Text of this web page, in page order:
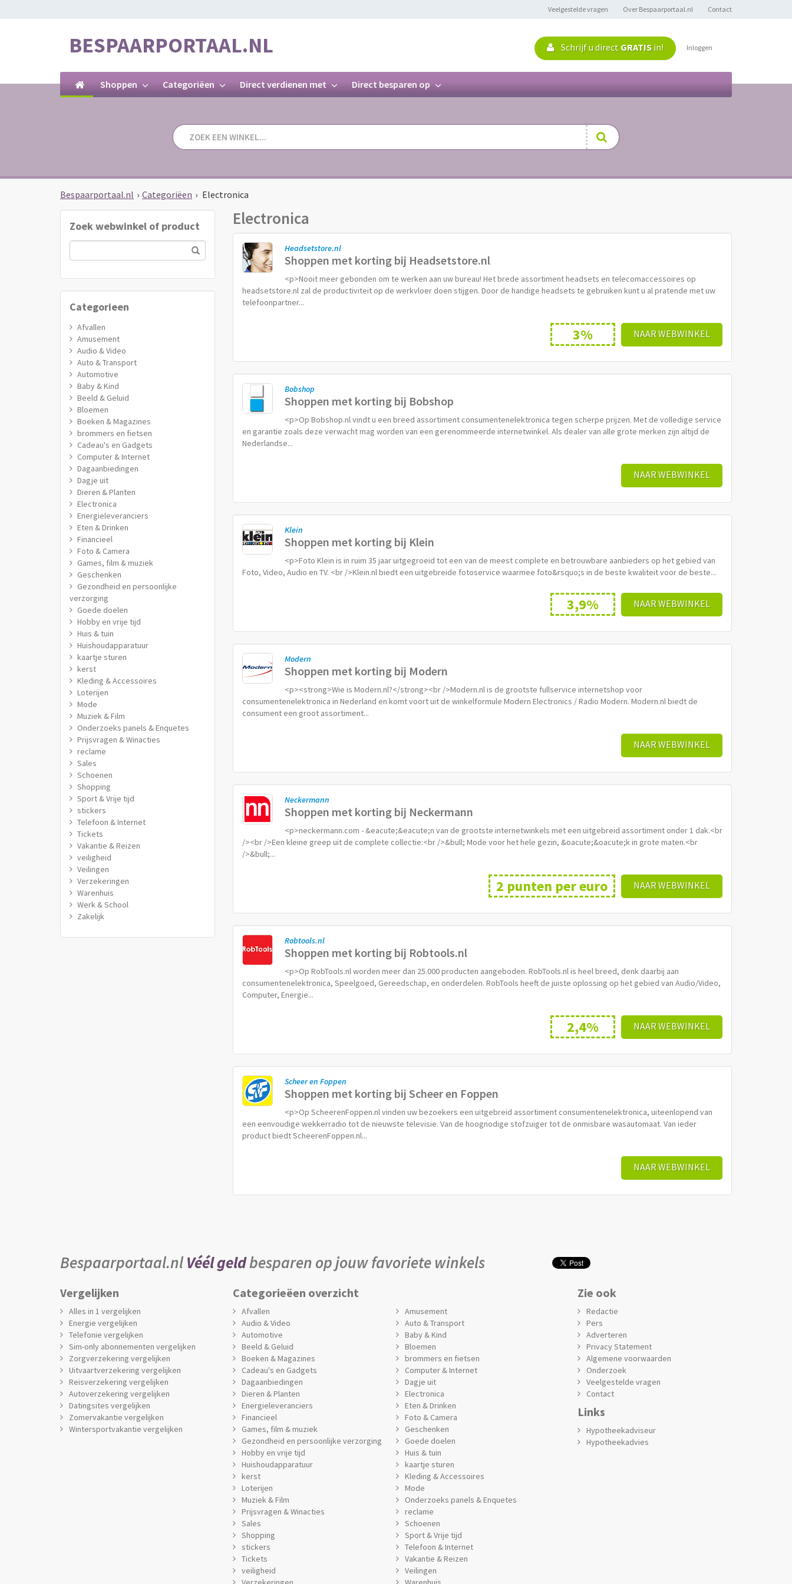
Veelgestelde vragen Over Bespaarportaal.nl Contact
BESPAARPORTAAL.NL Inloggen
Schrijf u direct GRATIS in!
Shoppen Categoriëen Direct verdienen met Direct besparen op
Bespaarportaal.nl › Categoriëen › Electronica
Zoek webwinkel of product
Categorieen
Afvallen
Amusement
Audio & Video
Auto & Transport
Automotive
Baby & Kind
Beeld & Geluid
Bloemen
Boeken & Magazines
brommers en fietsen
Cadeau's en Gadgets
Computer & Internet
Dagaanbiedingen
Dagje uit
Dieren & Planten
Electronica
Energieleveranciers
Eten & Drinken
Financieel
Foto & Camera
Games, film & muziek
Geschenken
Gezondheid en persoonlijke
verzorging
Goede doelen
Hobby en vrije tijd
Huis & tuin
Huishoudapparatuur
kaartje sturen
kerst
Kleding & Accessoires
Loterijen
Mode
Muziek & Film
Onderzoeks panels & Enquetes
Prijsvragen & Winacties
reclame
Sales
Schoenen
Shopping
Sport & Vrije tijd
stickers
Telefoon & Internet
Tickets
Vakantie & Reizen
veiligheid
Veilingen
Verzekeringen
Warenhuis
Werk & School
Zakelijk
Electronica
Headsetstore.nl
Shoppen met korting bij Headsetstore.nl
<p>Nooit meer gebonden om te werken aan uw bureau! Het brede assortiment headsets en telecomaccessoires op
headsetstore.nl zal de productiviteit op de werkvloer doen stijgen. Door de handige headsets te gebruiken kunt u al pratende met uw
telefoonpartner...
NAAR WEBWINKEL
3%
Bobshop
Shoppen met korting bij Bobshop
<p>Op Bobshop.nl vindt u een breed assortiment consumentenelektronica tegen scherpe prijzen. Met de volledige service
en garantie zoals deze verwacht mag worden van een gerenommeerde internetwinkel. Als dealer van alle grote merken zijn altijd de
Nederlandse...
NAAR WEBWINKEL
Klein
Shoppen met korting bij Klein
<p>Foto Klein is in ruim 35 jaar uitgegroeid tot een van de meest complete en betrouwbare aanbieders op het gebied van
Foto, Video, Audio en TV. <br />Klein.nl biedt een uitgebreide fotoservice waarmee foto&rsquo;s in de beste kwaliteit voor de beste...
NAAR WEBWINKEL
3,9%
Modern
Shoppen met korting bij Modern
<p><strong>Wie is Modern.nl?</strong><br />Modern.nl is de grootste fullservice internetshop voor
consumentenelektronica in Nederland en komt voort uit de winkelformule Modern Electronics / Radio Modern. Modern.nl biedt de
consument een groot assortiment...
NAAR WEBWINKEL
Neckermann
Shoppen met korting bij Neckermann
<p>neckermann.com - &eacute;&eacute;n van de grootste internetwinkels met een uitgebreid assortiment onder 1 dak.<br
/><br />Een kleine greep uit de complete collectie:<br />&bull; Mode voor het hele gezin, &oacute;&oacute;k in grote maten.<br
/>&bull;...
NAAR WEBWINKEL
2 punten per euro
Robtools.nl
Shoppen met korting bij Robtools.nl
<p>Op RobTools.nl worden meer dan 25.000 producten aangeboden. RobTools.nl is heel breed, denk daarbij aan
consumentenelektronica, Speelgoed, Gereedschap, en onderdelen. RobTools heeft de juiste oplossing op het gebied van Audio/Video,
Computer, Energie...
NAAR WEBWINKEL
2,4%
Scheer en Foppen
Shoppen met korting bij Scheer en Foppen
<p>Op ScheerenFoppen.nl vinden uw bezoekers een uitgebreid assortiment consumentenelektronica, uiteenlopend van
een eenvoudige wekkerradio tot de nieuwste televisie. Van de hoognodige stofzuiger tot de onmisbare wasautomaat. Van ieder
product biedt ScheerenFoppen.nl...
NAAR WEBWINKEL
Bespaarportaal.nlVéél geldbesparen op jouw favoriete winkels
Vergelijken
Alles in 1 vergelijken
Energie vergelijken
Telefonie vergelijken
Sim-only abonnementen vergelijken
Zorgverzekering vergelijken
Uitvaartverzekering vergelijken
Reisverzekering vergelijken
Autoverzekering vergelijken
Datingsites vergelijken
Zomervakantie vergelijken
Wintersportvakantie vergelijken
Categorieëen overzicht
Afvallen
Amusement
Audio & Video
Auto & Transport
Automotive
Baby & Kind
Beeld & Geluid
Bloemen
Boeken & Magazines
brommers en fietsen
Cadeau's en Gadgets
Computer & Internet
Dagaanbiedingen
Dagje uit
Dieren & Planten
Electronica
Energieleveranciers
Eten & Drinken
Financieel
Foto & Camera
Games, film & muziek
Geschenken
Gezondheid en persoonlijke verzorging
Goede doelen
Hobby en vrije tijd
Huis & tuin
Huishoudapparatuur
kaartje sturen
kerst
Kleding & Accessoires
Loterijen
Mode
Muziek & Film
Onderzoeks panels & Enquetes
Prijsvragen & Winacties
reclame
Sales
Schoenen
Shopping
Sport & Vrije tijd
stickers
Telefoon & Internet
Tickets
Vakantie & Reizen
veiligheid
Veilingen
Zie ook
Redactie
Pers
Adverteren
Privacy Statement
Algemene voorwaarden
Onderzoek
Veelgestelde vragen
Contact
Links
Hypotheekadviseur
Hypotheekadvies